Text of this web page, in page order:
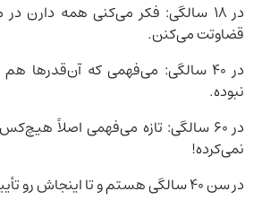
در ۱۸ سالگی: فکر می‌کنی همه دارن
قضاوتت می‌کنن.
در ۴۰ سالگی: می‌فهمی که
نبوده.
در ۶۰ سالگی: تازه می‌فهمی اصلاً
نمی‌کرده!
در سن ۴۰ سالگی هستم و تا اینجاش رو تأیید می‌کنم!